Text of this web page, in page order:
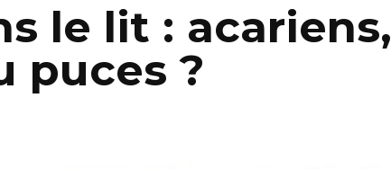
le lit : acariens,
puces ?